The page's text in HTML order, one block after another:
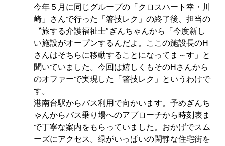
今年５月に同じグループの「クロスハート幸・川
崎」さんで行った「箸技レク」の終了後、担当の
〝旅する介護福祉士″ぎんちゃんから「今度新し
い施設がオープンするんだよ。ここの施設長のH
さんはそちらに移動することになってま～す」と
聞いていました。今回は嬉しくもそのHさんから
のオファーで実現した「箸技レク」というわけで
す。
港南台駅からバス利用で向かいます。予めぎんち
ゃんからバス乗り場へのアプローチから時刻表ま
で丁寧な案内をもらっていました。おかげでスム
ーズにアクセス。緑がいっぱいの閑静な住宅街を